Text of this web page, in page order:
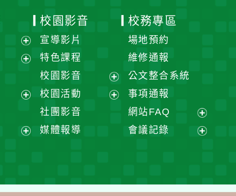
展
開
單
選
選
單
校園影音
宣導影片
特色課程
校園影音
展
校園活動
社團影音
媒體報導
校務專區
場地預約
維修通報
公文整合系統
事項通報
網站FAQ
展
開
會議記錄
單